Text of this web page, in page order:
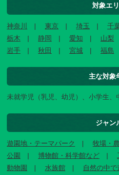
対象エ
神奈川 東京 埼玉 千
栃木
静岡 愛知 山梨
岩手
秋田 宮城 福島
主な対象
未就学児（乳児、幼児）、小学生、
ジャン
遊園地・テーマパーク 牧場・
公園
博物館・科学館など
動物園
水族館 自然の中で